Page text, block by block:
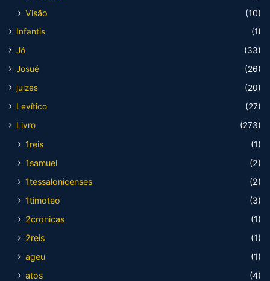
Visão
(10)
Infantis
(1)
Jó
(33)
Josué
(26)
juizes
(20)
Levítico
(27)
Livro
(273)
1reis
(1)
1samuel
(2)
1tessalonicenses
(2)
1timoteo
(3)
2cronicas
(1)
2reis
(1)
ageu
(1)
atos
(4)